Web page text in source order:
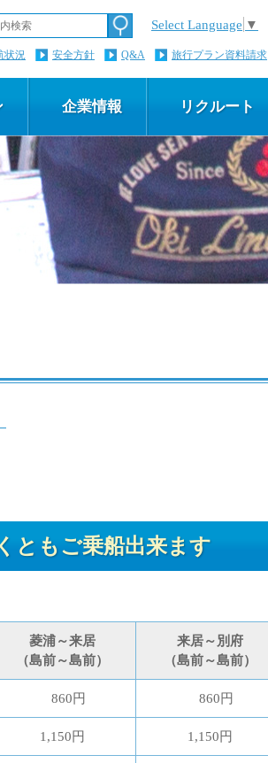
Select Language ▼
状況 安全方針 Q&A 旅行プラン資料請求
企業情報 リクルート
もご乗船出来ます
菱浦～来居
（島前～島前）
来居～別府
（島前～島前）
860円 860円
1,150円 1,150円